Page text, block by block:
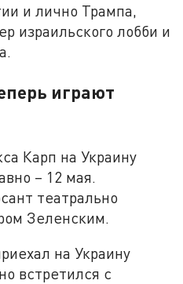
и лично Трампа,
израильского лобби и
играют
Карп на Украину
– 12 мая.
театрально
Зеленским.
на Украину
встретился с